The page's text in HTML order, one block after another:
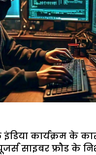
इंडिया कार्यक्रम के
साइबर फ्रौड के